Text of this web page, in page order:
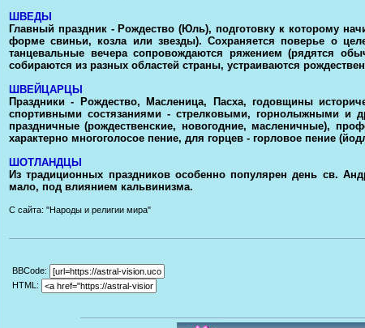
ШВЕДЫ
Главный праздник - Рождество (Юль), подготовку к которому
форме свиньи, козла или звезды). Сохраняется поверье о
танцевальные вечера сопровождаются ряжением (рядятся
собираются из разных областей страны, устраиваются
ШВЕЙЦАРЦЫ
Праздники - Рождество, Масленица, Пасха, годовщины
спортивными состязаниями - стрелковыми, горнолыжными и
праздничные (рождественские, новогодние, масленичные),
характерно многоголосое пение, для горцев - горловое пение
ШОТЛАНДЦЫ
Из традиционных праздников особенно популярен день св.
мало, под влиянием кальвинизма.
С сайта: "Народы и религии мира"
BBCode:
HTML: